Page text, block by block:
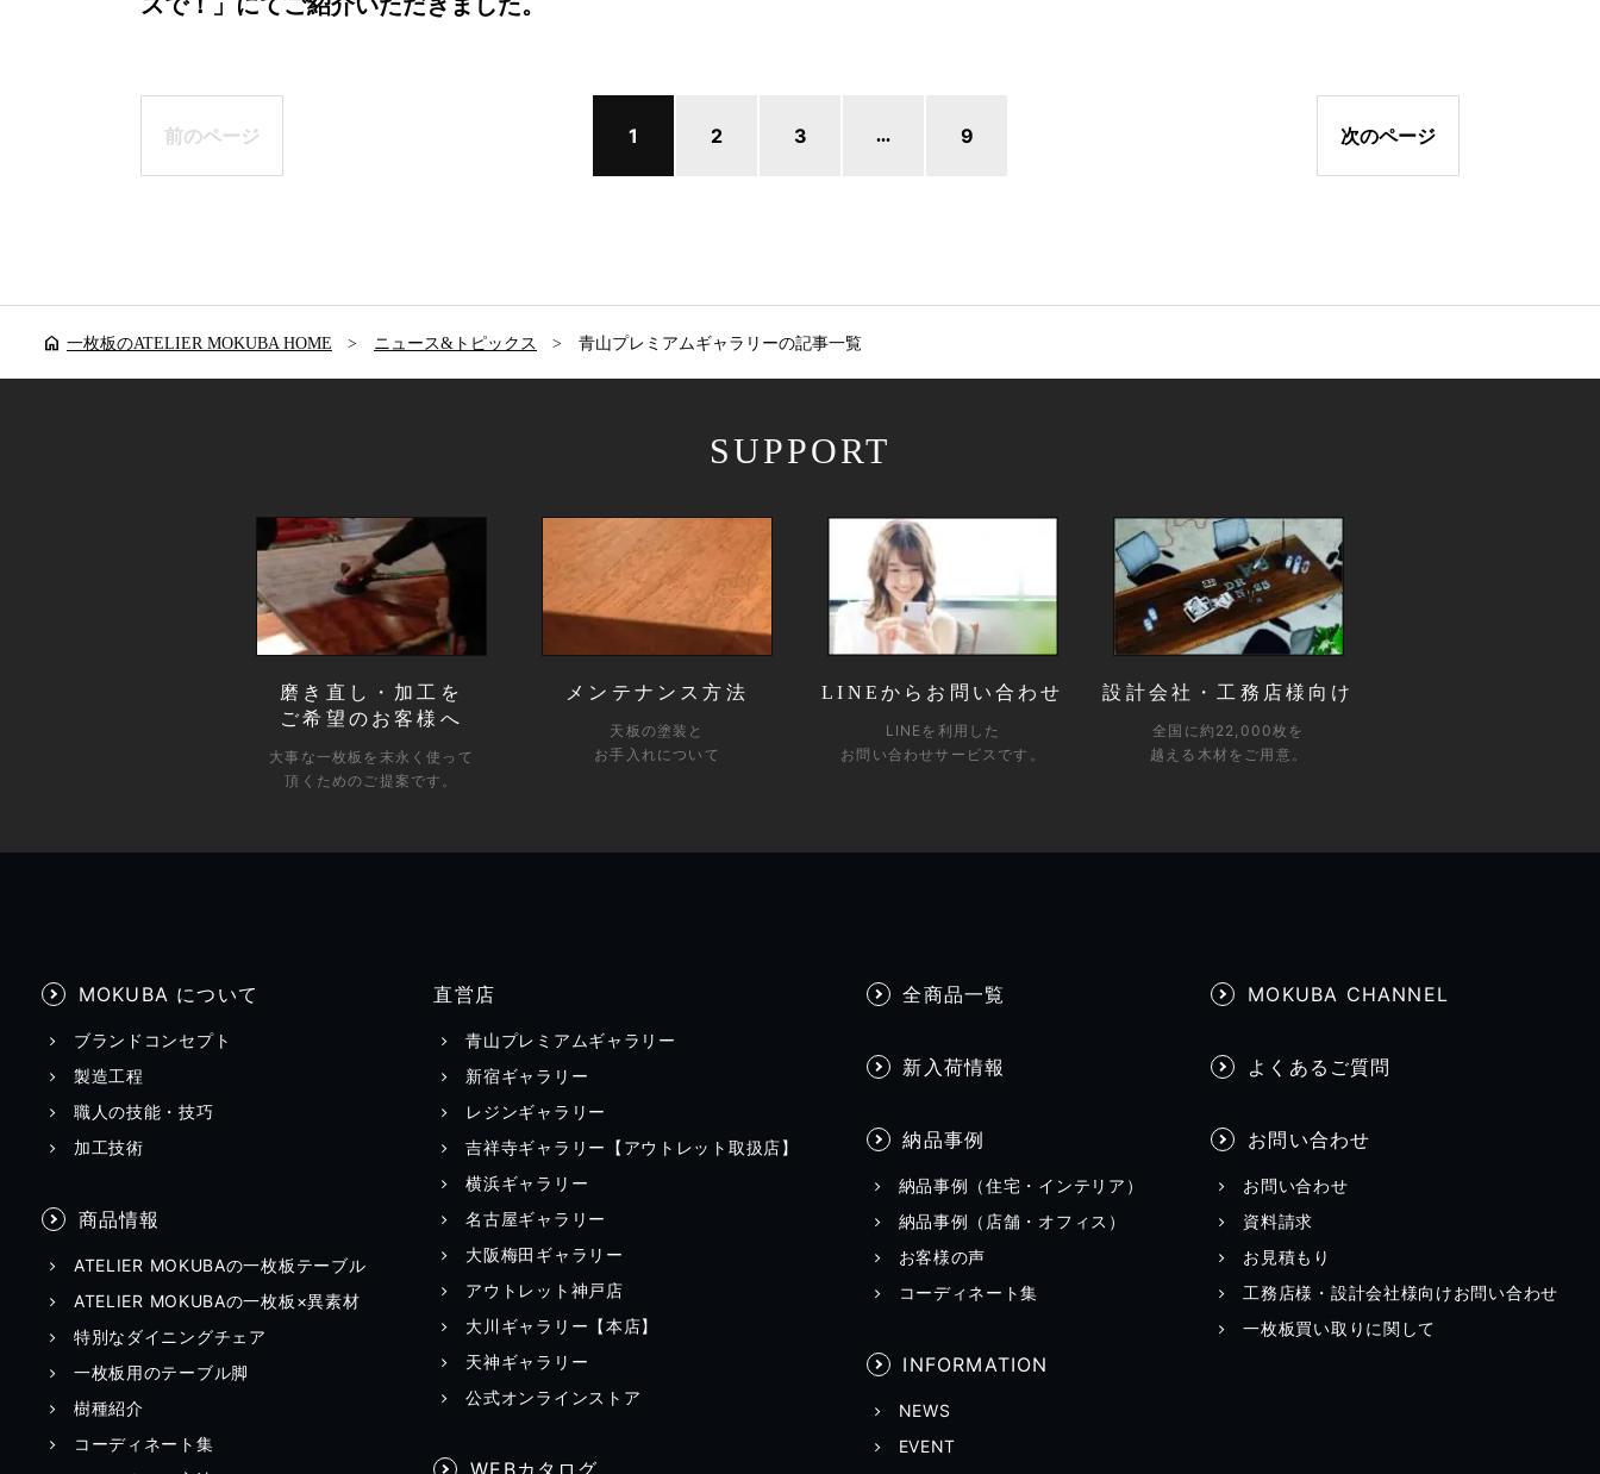
前のページ 1 2 3 ... 9 次のページ
home 一枚板のATELIER MOKUBA HOME ニュース&トピックス 青山プレミアムギャラリーの記事一覧
SUPPORT
磨き直し・加工を
ご希望のお客様へ
大事な一枚板を末永く使って
頂くためのご提案です。
メンテナンス方法
天板の塗装と
お手入れについて
LINEからお問い合わせ
LINEを利用した
お問い合わせサービスです。
設計会社・工務店様向け
全国に約22,000枚を
越える木材をご用意。
MOKUBA について
ブランドコンセプト
製造工程
職人の技能・技巧
加工技術
商品情報
ATELIER MOKUBAの一枚板テーブル
ATELIER MOKUBAの一枚板×異素材
特別なダイニングチェア
一枚板用のテーブル脚
樹種紹介
コーディネート集
直営店
青山プレミアムギャラリー
新宿ギャラリー
レジンギャラリー
吉祥寺ギャラリー【アウトレット取扱店】
横浜ギャラリー
名古屋ギャラリー
大阪梅田ギャラリー
アウトレット神戸店
大川ギャラリー【本店】
天神ギャラリー
公式オンラインストア
全商品一覧
新入荷情報
納品事例
納品事例（住宅・インテリア）
納品事例（店舗・オフィス）
お客様の声
コーディネート集
INFORMATION
NEWS
EVENT
MOKUBA CHANNEL
よくあるご質問
お問い合わせ
お問い合わせ
資料請求
お見積もり
工務店様・設計会社様向けお問い合わせ
一枚板買い取りに関して